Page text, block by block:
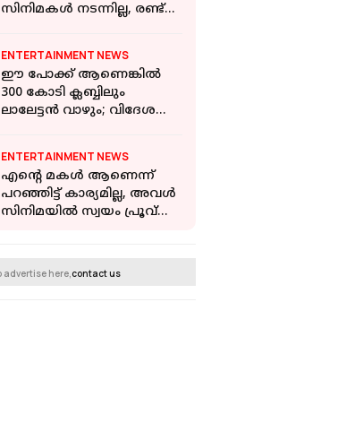
സിനിമകൾ നടന്നില്ല, രണ്ട്
ENTERTAINMENT NEWS
ഈ പോക്ക് ആണെങ്കിൽ
300 കോടി ക്ലബ്ബിലും
ലാലേട്ടൻ വാഴും; വിദേശത്ത്
ENTERTAINMENT NEWS
എന്റെ മകൾ ആണെന്ന്
പറഞ്ഞിട്ട് കാര്യമില്ല, അവൾ
സിനിമയിൽ സ്വയം പ്രൂവ്
advertise here, contact us